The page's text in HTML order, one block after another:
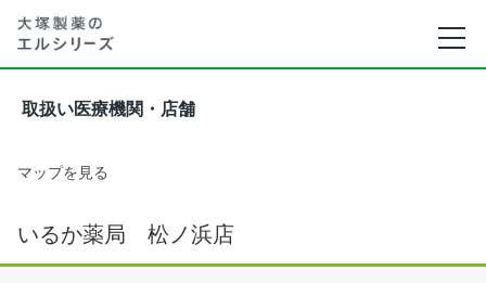
取扱い医療機関・店舗
マップを見る
いるか薬局 松ノ浜店